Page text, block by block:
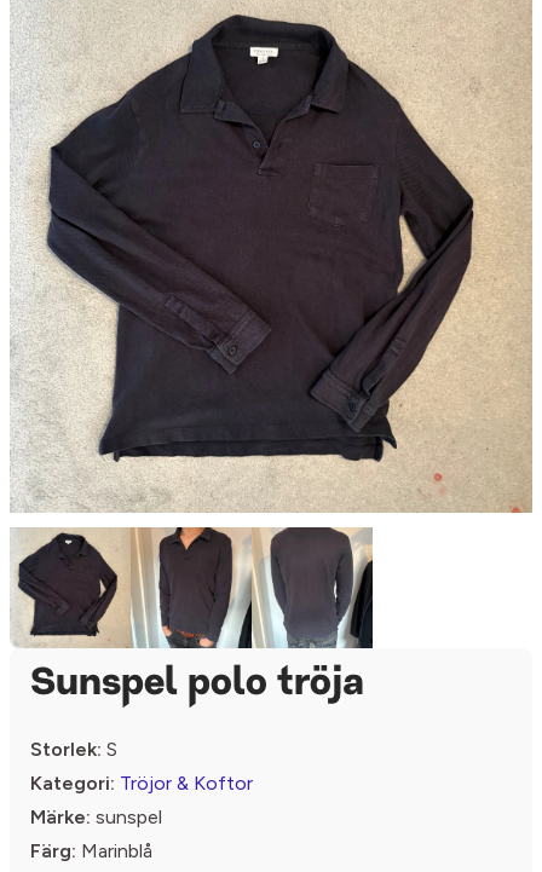
Sunspel polo tröja
Storlek: S
Kategori: Tröjor & Koftor
Märke: sunspel
Färg: Marinblå